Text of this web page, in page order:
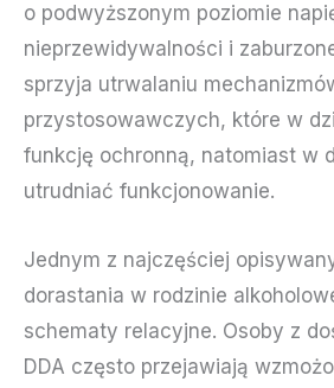
o podwyższonym poziomie
nieprzewidywalności i
sprzyja utrwalaniu
przystosowawczych, które w
funkcję ochronną, natomiast w
utrudniać funkcjonowanie.
Jednym z najczęściej
dorastania w rodzinie
schematy relacyjne. Osoby z
DDA często przejawiają